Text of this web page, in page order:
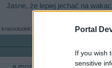
Portal
If you wish
sensitive
Jasne, że lepiej jechać na
krasnoludek10